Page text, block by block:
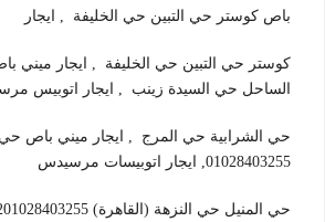
باص كوستر حي التبين حي الخليفة , ايجار
الساحل حي السيدة زينب , ايجار اتوبيس
حي الشرابية حي المرج , ايجار ميني باص
01028403255, ايجار اتوبيسات مرسيدس